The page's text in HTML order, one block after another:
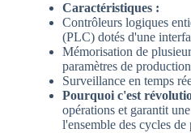
Caractéristiques :
Contrôleurs logiques
(PLC) dotés d'une
Mémorisation de
paramètres de
Surveillance en temps
Pourquoi c'est
opérations et garantit
l'ensemble des cycles